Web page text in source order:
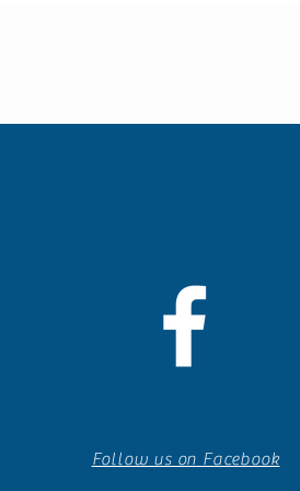
Follow us on Facebook